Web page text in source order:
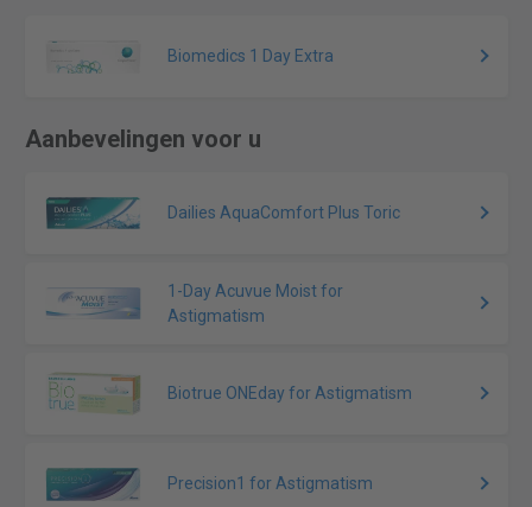
Biomedics 1 Day Extra
Aanbevelingen voor u
Dailies AquaComfort Plus Toric
1-Day Acuvue Moist for
Astigmatism
Biotrue ONEday for Astigmatism
Precision1 for Astigmatism